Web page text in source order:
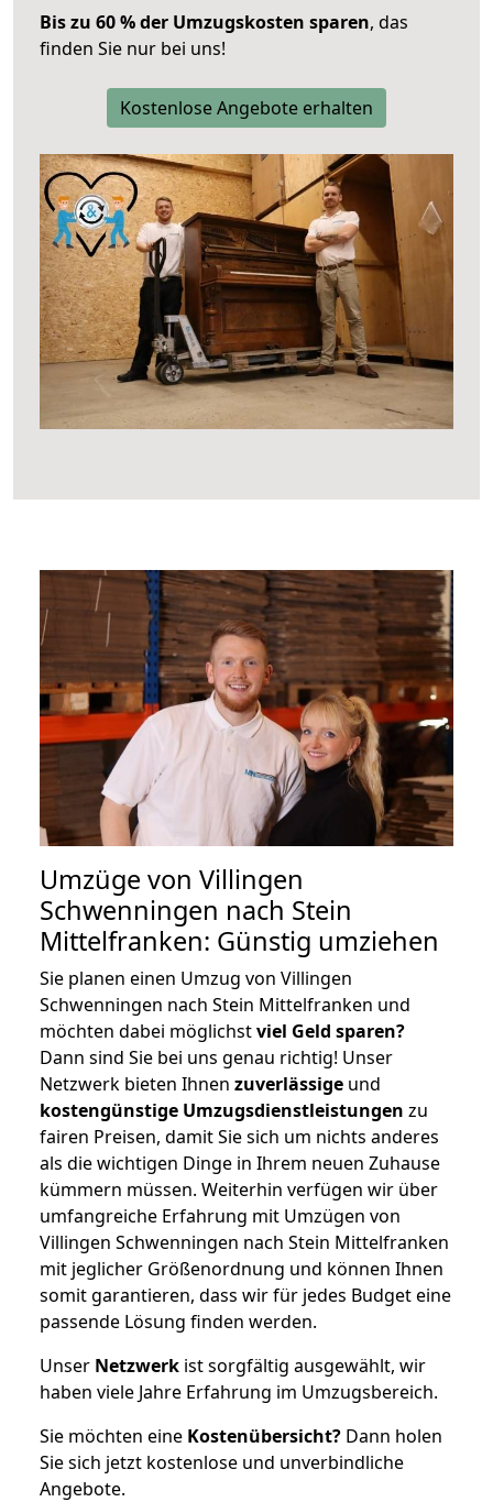
Bis zu 60 % der Umzugskosten sparen, das
finden Sie nur bei uns!
Kostenlose Angebote erhalten
Umzüge von Villingen
Schwenningen nach Stein
Mittelfranken: Günstig umziehen
Sie planen einen Umzug von Villingen
Schwenningen nach Stein Mittelfranken und
möchten dabei möglichstviel Geld sparen?
Dann sind Sie bei uns genau richtig! Unser
Netzwerk bieten Ihnen zuverlässige und
kostengünstige Umzugsdienstleistungen zu
fairen Preisen, damit Sie sich um nichts anderes
als die wichtigen Dinge in Ihrem neuen Zuhause
kümmern müssen. Weiterhin verfügen wir über
umfangreiche Erfahrung mit Umzügen von
Villingen Schwenningen nach Stein Mittelfranken
mit jeglicher Größenordnung und können Ihnen
somit garantieren, dass wir für jedes Budget eine
passende Lösung finden werden.
Unser Netzwerk ist sorgfältig ausgewählt, wir
haben viele Jahre Erfahrung im Umzugsbereich.
Sie möchten eine Kostenübersicht? Dann holen
Sie sich jetzt kostenlose und unverbindliche
Angebote.